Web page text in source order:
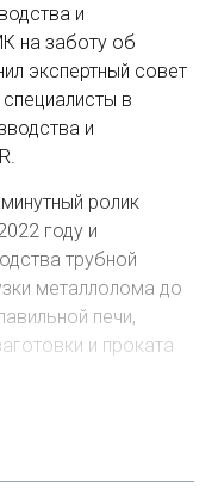
и
на заботу об
экспертный совет
в
и
ролик
году и
трубной
металлолома до
печи,
и проката